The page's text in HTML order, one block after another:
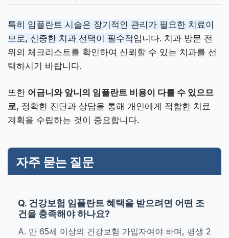
특히 임플란트 시술은 장기적인 관리가 필요한 치료이
므로, 신중한 치과 선택이 필수적입니다. 치과 방문 전
위의 체크리스트를 확인하여 신뢰할 수 있는 치과를 선
택하시기 바랍니다.
또한 어금니와 앞니의 임플란트 비용이 다를 수 있으므
로, 정확한 진단과 상담을 통해 개인에게 적합한 치료
계획을 수립하는 것이 중요합니다.
자주 묻는 질문
Q. 건강보험 임플란트 혜택을 받으려면 어떤 조
건을 충족해야 하나요?
A. 만 65세 이상의 건강보험 가입자여야 하며, 평생 2